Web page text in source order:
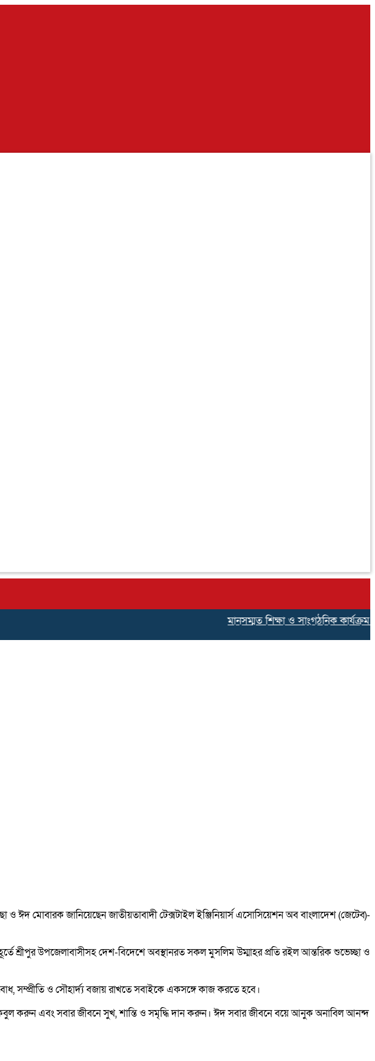
মানসম্মত শিক্ষা ও সাংগঠনিক কার্যক্রম
ঈদ মোবারক জানিয়েছেন জাতীয়তাবাদী টেক্সটাইল ইঞ্জিনিয়ার্স এসোসিয়েশন অব বাংলাদেশ (জেটেব)-
শ্রীপুর উপজেলাবাসীসহ দেশ-বিদেশে অবস্থানরত সকল মুসলিম উম্মাহর প্রতি রইল আন্তরিক শুভেচ্ছা ও
সম্প্রীতি ও সৌহার্দ্য বজায় রাখতে সবাইকে একসঙ্গে কাজ করতে হবে।
কবুল করুন এবং সবার জীবনে সুখ, শান্তি ও সমৃদ্ধি দান করুন। ঈদ সবার জীবনে বয়ে আনুক অনাবিল আনন্দ